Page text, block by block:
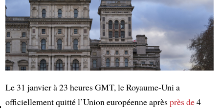
Le 31 janvier à 23 heures GMT, le Royaume-Uni a
officiellement quitté l’Union européenne aprèsprès de4